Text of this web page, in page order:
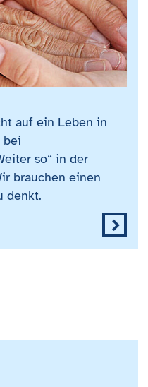
auf ein Leben in
bei
so“ in der
brauchen einen
denkt.